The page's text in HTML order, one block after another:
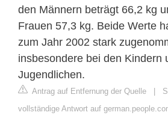
den Männern beträgt 66,2 kg
Frauen 57,3 kg. Beide Werte
zum Jahr 2002 stark
insbesondere bei den Kindern
Jugendlichen.
Antrag auf Entfernung der Quelle |
vollständige Antwort auf